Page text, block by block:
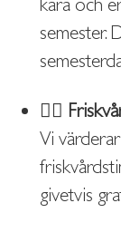
semester.
🧘‍♀️
Vi
givetvis